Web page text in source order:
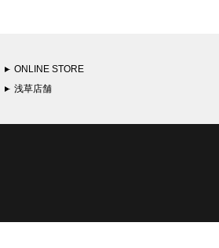
ONLINE STORE
浅草店舗